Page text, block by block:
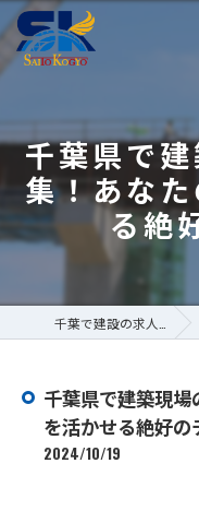
千葉県で
集！あな
る絶
千葉県で建築現
を活かせる絶好の
2024/10/19